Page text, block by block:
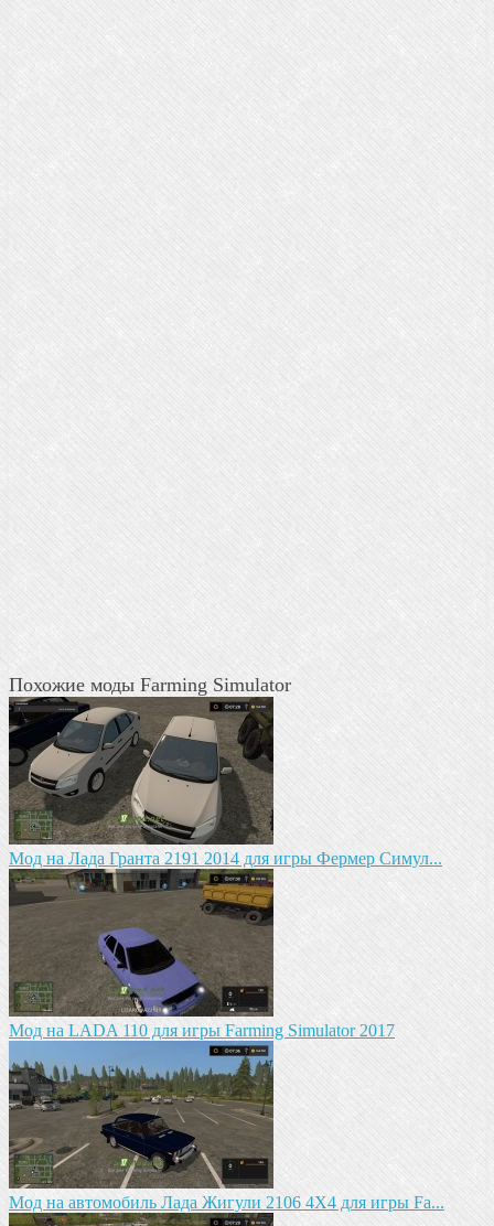
Похожие моды Farming Simulator
Мод на Лада Гранта 2191 2014 для игры Фермер Симул...
Мод на LADA 110 для игры Farming Simulator 2017
Мод на автомобиль Лада Жигули 2106 4Х4 для игры Fa...